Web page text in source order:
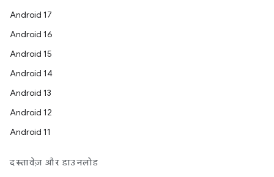
Android 17
Android 16
Android 15
Android 14
Android 13
Android 12
Android 11
दस्तावेज़ और डाउनलोड